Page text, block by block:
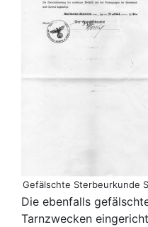
Gefälschte Sterbeurkunde
Die ebenfalls
Tarnzwecken